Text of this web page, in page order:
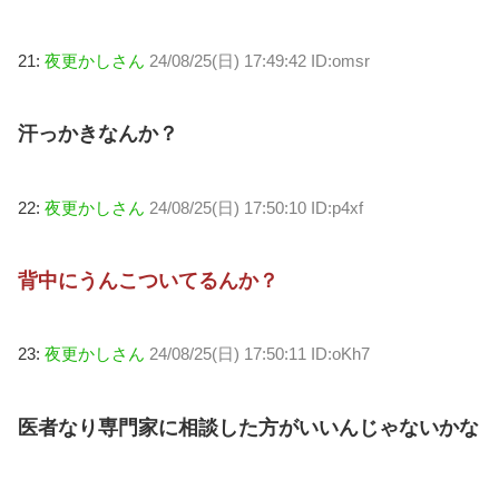
21: 夜更かしさん 24/08/25(日) 17:49:42 ID:omsr
汗っかきなんか？
22: 夜更かしさん 24/08/25(日) 17:50:10 ID:p4xf
背中にうんこついてるんか？
23: 夜更かしさん 24/08/25(日) 17:50:11 ID:oKh7
医者なり専門家に相談した方がいいんじゃないかな